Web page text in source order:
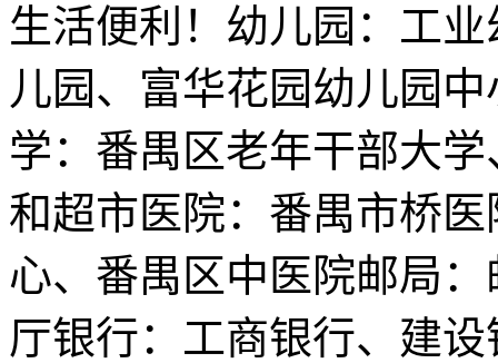
生活便利！幼儿园：工
儿园、富华花园幼儿园
学：番禺区老年干部大
和超市医院：番禺市桥
心、番禺区中医院邮局
厅银行：工商银行、建